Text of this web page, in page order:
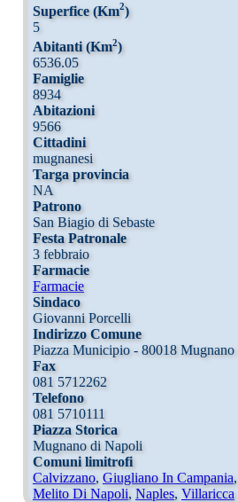
Superfice (Km2)
5
Abitanti (Km2)
6536.05
Famiglie
8934
Abitazioni
9566
Cittadini
mugnanesi
Targa provincia
NA
Patrono
San Biagio di Sebaste
Festa Patronale
3 febbraio
Farmacie
Farmacie
Sindaco
Giovanni Porcelli
Indirizzo Comune
Piazza Municipio - 80018
Fax
081 5712262
Telefono
081 5710111
Piazza Storica
Mugnano di Napoli
Comuni limitrofi
Calvizzano, Giugliano In Campania,
Melito Di Napoli, Naples, Villaricca